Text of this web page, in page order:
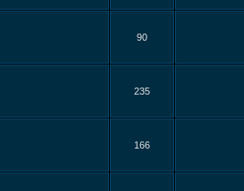
90
235
166